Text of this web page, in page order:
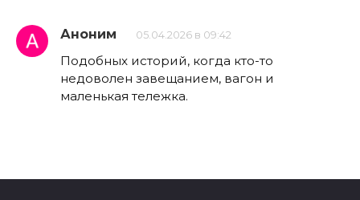
Аноним 05.04.2026 в 09:42
Подобных историй, когда кто-то
недоволен завещанием, вагон и
маленькая тележка.